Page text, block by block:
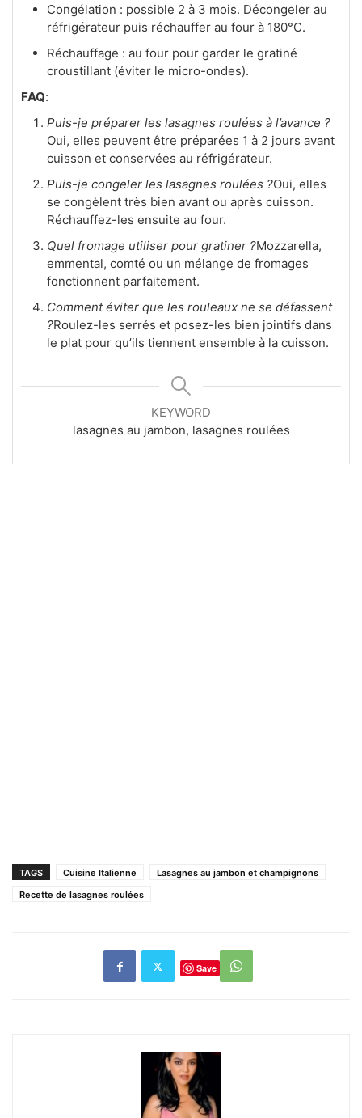
Congélation : possible 2 à 3 mois. Décongeler au
réfrigérateur puis réchauffer au four à 180°C.
Réchauffage : au four pour garder le gratiné
croustillant (éviter le micro-ondes).
FAQ:
Puis-je préparer les lasagnes roulées à l’avance ?
Oui, elles peuvent être préparées 1 à 2 jours avant
cuisson et conservées au réfrigérateur.
Puis-je congeler les lasagnes roulées ?Oui, elles
se congèlent très bien avant ou après cuisson.
Réchauffez-les ensuite au four.
Quel fromage utiliser pour gratiner ?Mozzarella,
emmental, comté ou un mélange de fromages
fonctionnent parfaitement.
Comment éviter que les rouleaux ne se défassent
?Roulez-les serrés et posez-les bien jointifs dans
le plat pour qu’ils tiennent ensemble à la cuisson.
KEYWORD
lasagnes au jambon, lasagnes roulées
TAGS Cuisine Italienne
Lasagnes au jambon et champignons
Recette de lasagnes roulées
Save